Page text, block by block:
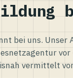
bei uns.
vor
vermittelt